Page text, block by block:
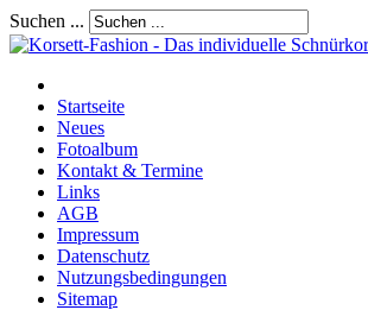
Suchen ...
Startseite
Neues
Fotoalbum
Kontakt & Termine
Links
AGB
Impressum
Datenschutz
Nutzungsbedingungen
Sitemap